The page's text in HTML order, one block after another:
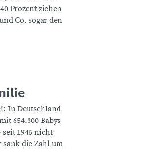
Prozent ziehen
Co. sogar den
In Deutschland
654.300 Babys
1946 nicht
sank die Zahl um